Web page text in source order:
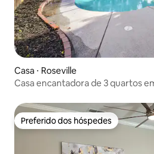
Casa ⋅ Roseville
Casa encantadora de 3 quartos
Preferido dos hóspedes
Preferido dos hóspedes